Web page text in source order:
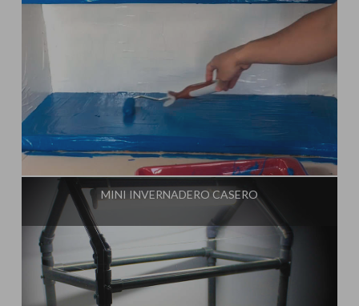
Influencer:Rincón Útil
MINI INVERNADERO CASERO